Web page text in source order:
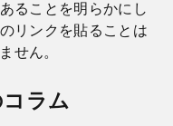
ることを明らかにし
リンクを貼ることは
せん。
ラム